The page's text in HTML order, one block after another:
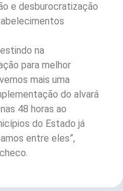
e desburocratização
na
para melhor
mais uma
do alvará
48 horas ao
do Estado já
entre eles”,